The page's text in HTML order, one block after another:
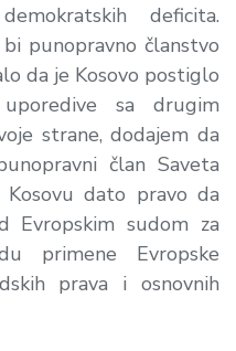
deficita.
punopravno članstvo
da je Kosovo postiglo
sa drugim
strane, dodajem da
član Saveta
Kosovu dato pravo da
Evropskim sudom za
primene Evropske
prava i osnovnih